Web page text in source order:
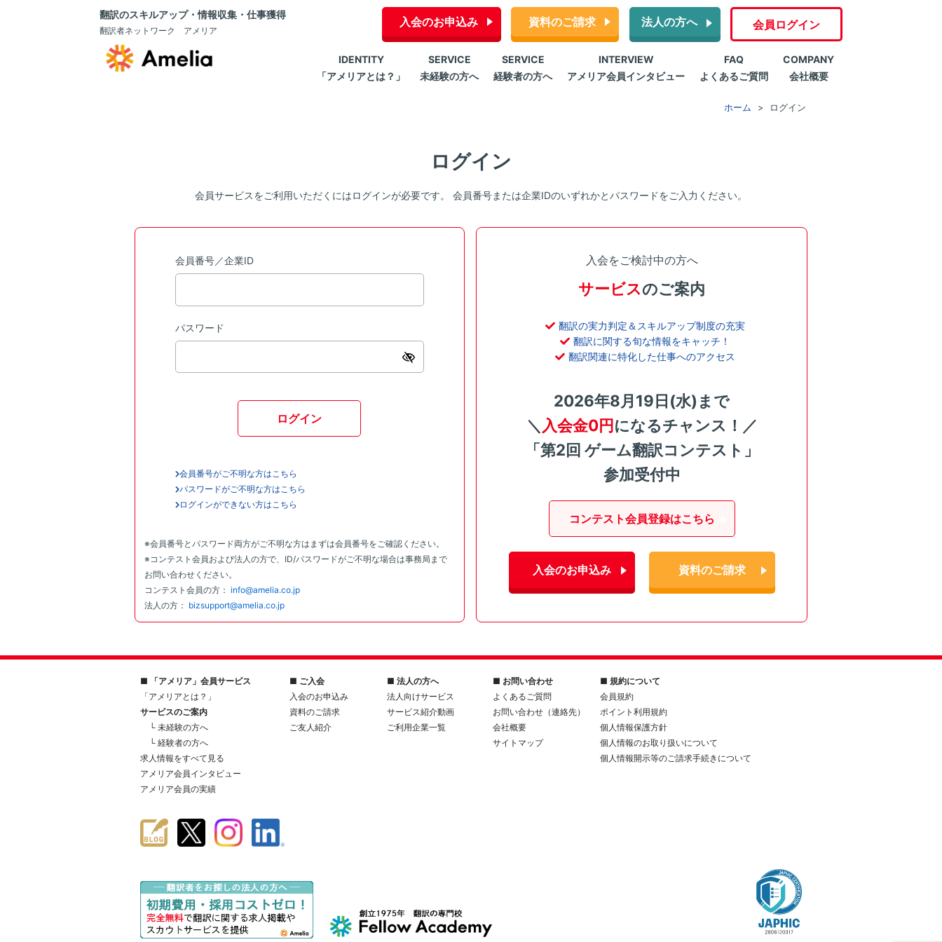
翻訳のスキルアップ・情報収集・仕事獲得
翻訳者ネットワーク アメリア
入会のお申込み 資料のご請求 法人の方へ 会員ログイン
IDENTITY
「アメリアとは？」
SERVICE
未経験の方へ
SERVICE
経験者の方へ
INTERVIEW
アメリア会員インタビュー
FAQ
よくあるご質問
COMPANY
会社概要
ホーム ログイン
ログイン
会員サービスをご利用いただくにはログインが必要です。 会員番号または企業IDのいずれかとパスワードをご入力ください。
会員番号／企業ID
パスワード
ログイン
会員番号がご不明な方はこちら
パスワードがご不明な方はこちら
ログインができない方はこちら
※会員番号とパスワード両方がご不明な方はまずは会員番号をご確認ください。
※コンテスト会員および法人の方で、ID/パスワードがご不明な場合は事務局まで
お問い合わせください。
コンテスト会員の方： info@amelia.co.jp
法人の方： bizsupport@amelia.co.jp
入会をご検討中の方へ
サービスのご案内
翻訳の実力判定＆スキルアップ制度の充実
翻訳に関する旬な情報をキャッチ！
翻訳関連に特化した仕事へのアクセス
2026年8月19日(水)まで
＼ 入会金0円になるチャンス！／
「第2回 ゲーム翻訳コンテスト」
参加受付中
コンテスト会員登録はこちら
入会のお申込み 資料のご請求
■ 「アメリア」会員サービス
「アメリアとは？」
サービスのご案内
└ 未経験の方へ
└ 経験者の方へ
求人情報をすべて見る
アメリア会員インタビュー
アメリア会員の実績
■ ご入会
入会のお申込み
資料のご請求
ご友人紹介
■ 法人の方へ
法人向けサービス
サービス紹介動画
ご利用企業一覧
■ お問い合わせ
よくあるご質問
お問い合わせ（連絡先）
会社概要
サイトマップ
■ 規約について
会員規約
ポイント利用規約
個人情報保護方針
個人情報のお取り扱いについて
個人情報開示等のご請求手続きについて